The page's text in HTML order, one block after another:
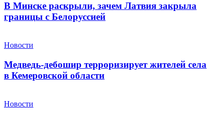
В Минске раскрыли, зачем Латвия закрыла
границы с Белоруссией
Новости
Медведь-дебошир терроризирует жителей села
в Кемеровской области
Новости